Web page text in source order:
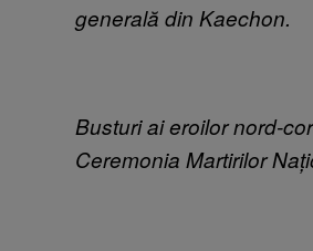
generală din Kaechon.
Busturi ai eroilor nord-
Ceremonia Martirilor